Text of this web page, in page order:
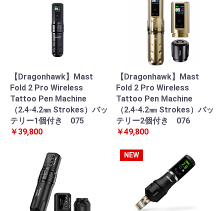
【Dragonhawk】Mast
Fold 2 Pro Wireless
Tattoo Pen Machine
（2.4-4.2㎜ Strokes）バッ
テリー1個付き 075
￥39,800
【Dragonhawk】Mast
Fold 2 Pro Wireless
Tattoo Pen Machine
（2.4-4.2㎜ Strokes）バッ
テリー2個付き 076
￥49,800
NEW